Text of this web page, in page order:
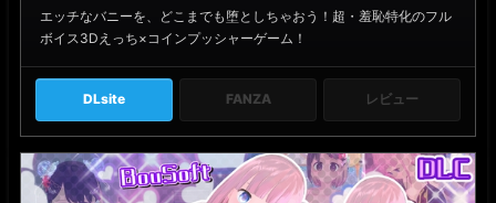
エッチなバニーを、どこまでも堕としちゃおう！超・羞恥特化のフル
ボイス3Dえっち×コインプッシャーゲーム！
DLsite FANZA レビュー